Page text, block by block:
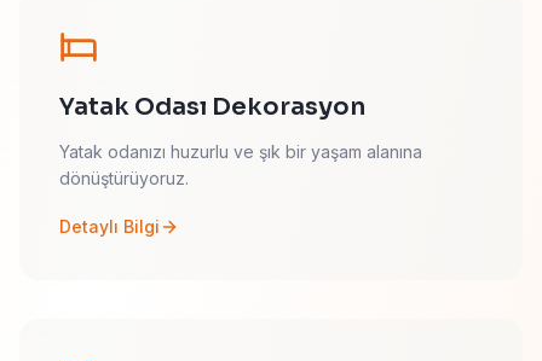
Yatak Odası Dekorasyon
Yatak odanızı huzurlu ve şık bir yaşam alanına
dönüştürüyoruz.
Detaylı Bilgi